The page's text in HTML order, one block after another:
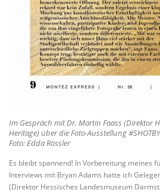
Im Gespräch mit Dr. Martin Faass (Direktor
Heritage) über die Foto-Ausstellung
Foto: Edda Rössler
Es bleibt spannend! In Vorbereitung meines
Interviews mit Bryan Adams hatte ich
(Direktor Hessisches Landesmuseum